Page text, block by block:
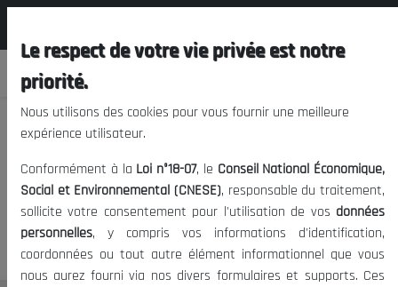
Nous vous prions de nous
excuser, mais l'accès à ce
contenu est restreint.
Le respect de votre vie privée est notre
priorité.
Nous utilisons des cookies pour vous fournir une meilleure
expérience utilisateur.
Conformément à la Loi n°18-07, le Conseil National Économique,
Social et Environnemental (CNESE), responsable du traitement,
sollicite votre consentement pour l'utilisation de vos données
personnelles, y compris vos informations d'identification,
coordonnées ou tout autre élément informationnel que vous
nous aurez fourni via nos divers formulaires et supports. Ces